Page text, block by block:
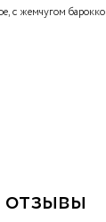
с жемчугом барокко